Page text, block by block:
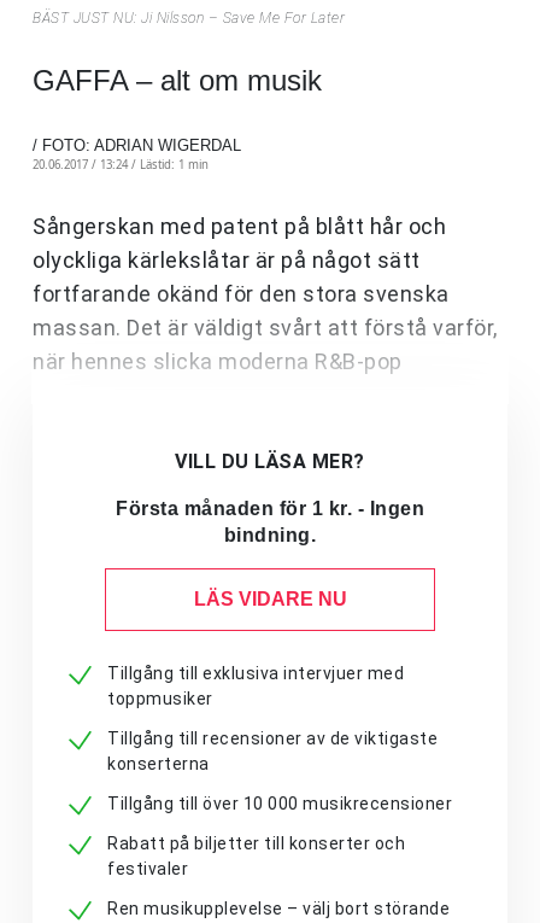
BÄST JUST NU: Ji Nilsson – Save Me For Later
GAFFA – alt om musik
/ FOTO: ADRIAN WIGERDAL
20.06.2017 / 13:24 / Lästid: 1 min
Sångerskan med patent på blått hår och
olyckliga kärlekslåtar är på något sätt
fortfarande okänd för den stora svenska
massan. Det är väldigt svårt att förstå varför,
när hennes slicka moderna R&B-pop
VILL DU LÄSA MER?
Första månaden för 1 kr. - Ingen
bindning.
LÄS VIDARE NU
Tillgång till exklusiva intervjuer med
toppmusiker
Tillgång till recensioner av de viktigaste
konserterna
Tillgång till över 10 000 musikrecensioner
Rabatt på biljetter till konserter och
festivaler
Ren musikupplevelse – välj bort störande